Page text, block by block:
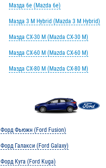
Мазда 6e (Mazda 6e)
Мазда 3 M Hybrid (Mazda 3 M Hybrid)
Мазда CX-30 M (Mazda CX-30 M)
Мазда CX-60 M (Mazda CX-60 M)
Мазда CX-80 M (Mazda CX-80 M)
Форд Фьюжн (Ford Fusion)
Форд Галакси (Ford Galaxy)
Форд Куга (Ford Kuga)